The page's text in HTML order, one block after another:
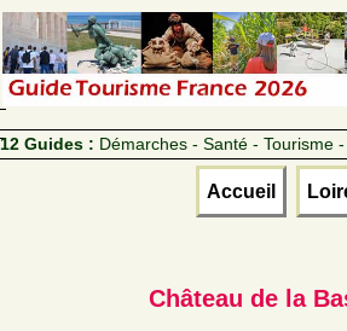
12 Guides : Démarches - Santé - Tourisme
Accueil
Château de la